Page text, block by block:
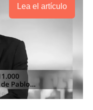
Lea el artículo